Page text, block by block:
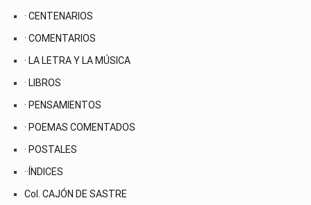
· CENTENARIOS
· COMENTARIOS
· LA LETRA Y LA MÚSICA
· LIBROS
· PENSAMIENTOS
· POEMAS COMENTADOS
· POSTALES
··ÍNDICES
Col. CAJÓN DE SASTRE